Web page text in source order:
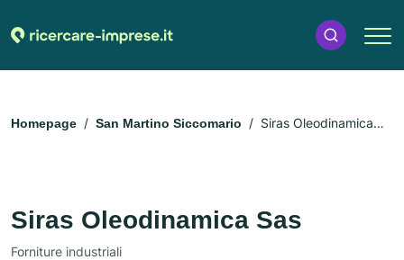
Homepage San Martino Siccomario
Siras Oleodinamica
Siras Oleodinamica Sas
Forniture industriali